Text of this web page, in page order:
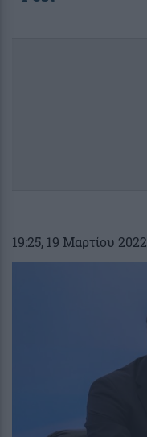
19:25, 19 Μαρτίου 2022